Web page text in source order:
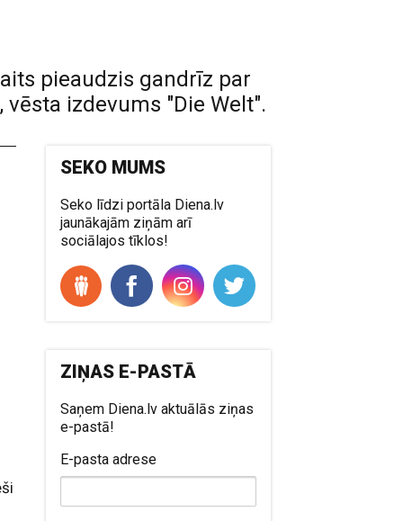
pieaudzis gandrīz par
izdevums "Die Welt".
SEKO MUMS
Seko līdzi portāla Diena.lv
jaunākajām ziņām arī
sociālajos tīklos!
ZIŅAS E-PASTĀ
Saņem Diena.lv aktuālās ziņas
e-pastā!
E-pasta adrese